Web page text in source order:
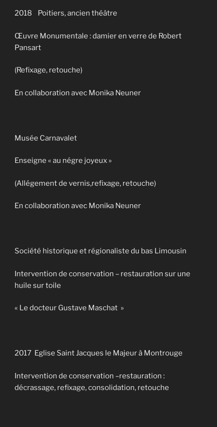
2018 Poitiers, ancien théâtre
Œuvre Monumentale : damier en verre de Robert
Pansart
(Refixage, retouche)
En collaboration avec Monika Neuner
Musée Carnavalet
Enseigne « au négre joyeux »
(Allégement de vernis,refixage, retouche)
En collaboration avec Monika Neuner
Société historique et régionaliste du bas Limousin
Intervention de conservation – restauration sur une
huile sur toile
« Le docteur Gustave Maschat »
2017 Eglise Saint Jacques le Majeur à Montrouge
Intervention de conservation –restauration :
décrassage, refixage, consolidation, retouche